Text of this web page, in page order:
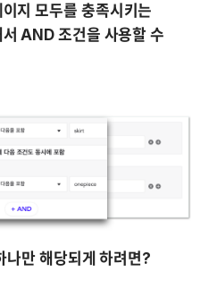
지 모두를 충족시키는
AND 조건을 사용할 수
만 해당되게 하려면?